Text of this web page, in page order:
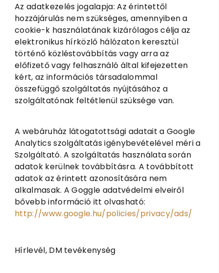
Az adatkezelés jogalapja: Az érintettől
hozzájárulás nem szükséges, amennyiben a
cookie-k használatának kizárólagos célja az
elektronikus hírközlő hálózaton keresztül
történő közléstovábbítás vagy arra az
előfizető vagy felhasználó által kifejezetten
kért, az információs társadalommal
összefüggő szolgáltatás nyújtásához a
szolgáltatónak feltétlenül szüksége van.
A webáruház látogatottsági adatait a Google
Analytics szolgáltatás igénybevételével méri a
Szolgáltató. A szolgáltatás használata során
adatok kerülnek továbbításra. A továbbított
adatok az érintett azonosítására nem
alkalmasak. A Goggle adatvédelmi elveiről
bővebb információ itt olvasható:
http://www.google.hu/policies/privacy/ads/
Hírlevél, DM tevékenység